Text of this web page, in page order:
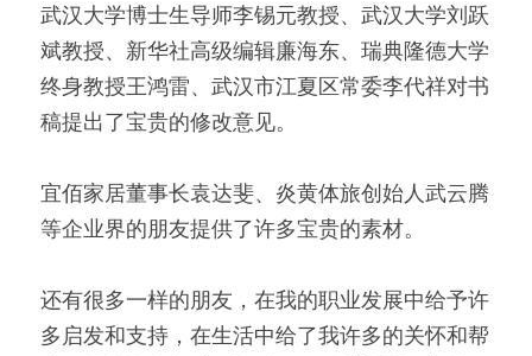
武汉大学博士生导师李锡元教授、武汉大学刘跃
斌教授、新华社高级编辑廉海东、瑞典隆德大学
终身教授王鸿雷、武汉市江夏区常委李代祥对书
稿提出了宝贵的修改意见。
宜佰家居董事长袁达斐、炎黄体旅创始人武云腾
等企业界的朋友提供了许多宝贵的素材。
还有很多一样的朋友，在我的职业发展中给予许
多启发和支持，在生活中给了我许多的关怀和帮